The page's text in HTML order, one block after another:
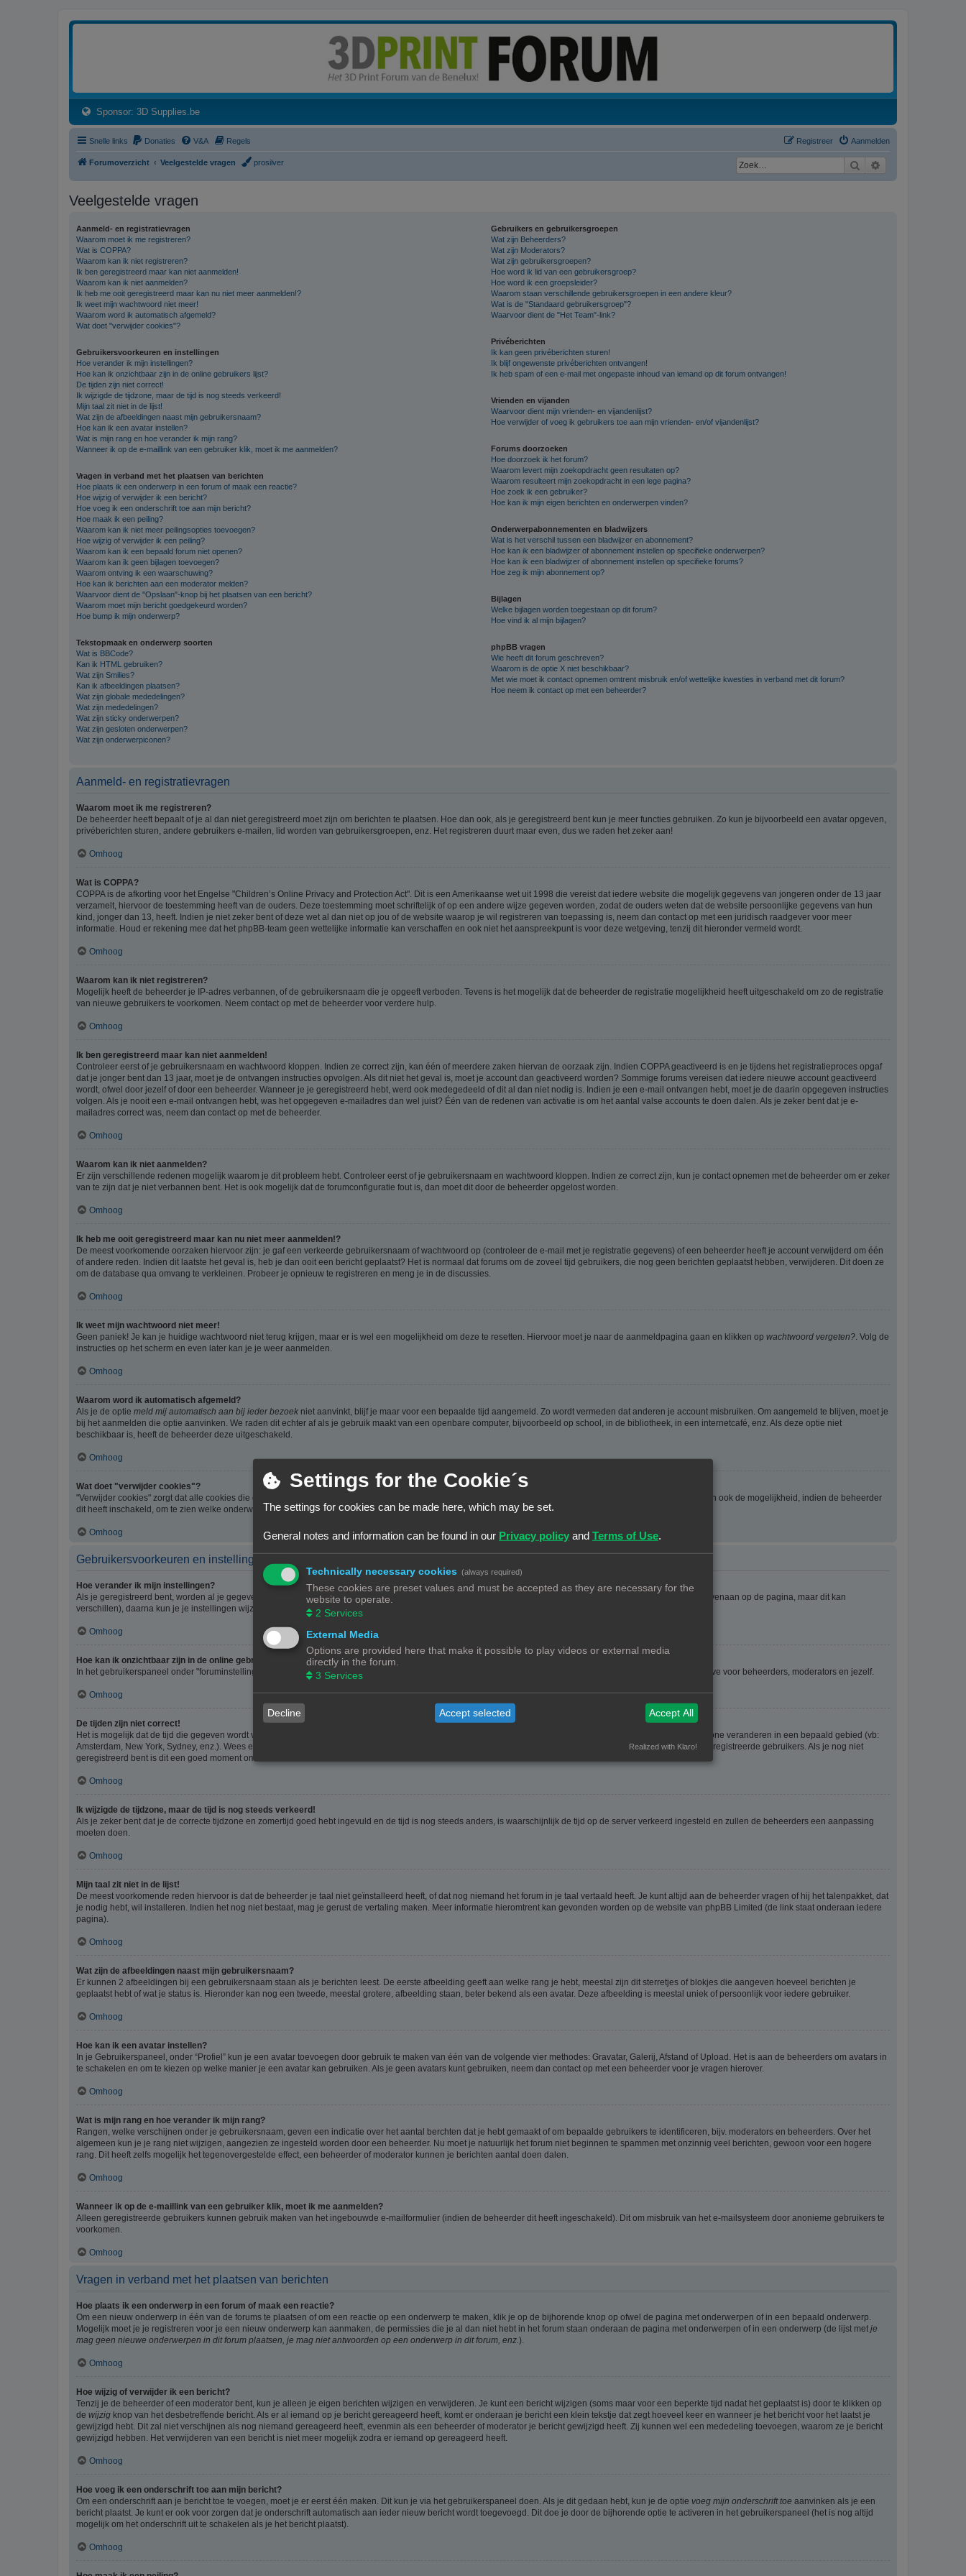
Sponsor: 3D Supplies.be(Opens a new tab)
Snelle links Donaties V&A Regels Aanmelden
Registreer
Forumoverzicht Veelgestelde vragen prosilver Zoek
Veelgestelde vragen
Aanmeld- en registratievragen
Waarom moet ik me registreren?
Wat is COPPA?
Waarom kan ik niet registreren?
Ik ben geregistreerd maar kan niet aanmelden!
Waarom kan ik niet aanmelden?
Ik heb me ooit geregistreerd maar kan nu niet meer aanmelden!?
Ik weet mijn wachtwoord niet meer!
Waarom word ik automatisch afgemeld?
Wat doet "verwijder cookies"?
Gebruikersvoorkeuren en instellingen
Hoe verander ik mijn instellingen?
Hoe kan ik onzichtbaar zijn in de online gebruikers lijst?
De tijden zijn niet correct!
Ik wijzigde de tijdzone, maar de tijd is nog steeds verkeerd!
Mijn taal zit niet in de lijst!
Wat zijn de afbeeldingen naast mijn gebruikersnaam?
Hoe kan ik een avatar instellen?
Wat is mijn rang en hoe verander ik mijn rang?
Wanneer ik op de e-maillink van een gebruiker klik, moet ik me aanmelden?
Vragen in verband met het plaatsen van berichten
Hoe plaats ik een onderwerp in een forum of maak een reactie?
Hoe wijzig of verwijder ik een bericht?
Hoe voeg ik een onderschrift toe aan mijn bericht?
Hoe maak ik een peiling?
Waarom kan ik niet meer peilingsopties toevoegen?
Hoe wijzig of verwijder ik een peiling?
Waarom kan ik een bepaald forum niet openen?
Waarom kan ik geen bijlagen toevoegen?
Waarom ontving ik een waarschuwing?
Hoe kan ik berichten aan een moderator melden?
Waarvoor dient de "Opslaan"-knop bij het plaatsen van een bericht?
Waarom moet mijn bericht goedgekeurd worden?
Hoe bump ik mijn onderwerp?
Tekstopmaak en onderwerp soorten
Wat is BBCode?
Kan ik HTML gebruiken?
Wat zijn Smilies?
Kan ik afbeeldingen plaatsen?
Wat zijn globale mededelingen?
Wat zijn mededelingen?
Wat zijn sticky onderwerpen?
Wat zijn gesloten onderwerpen?
Wat zijn onderwerpiconen?
Gebruikers en gebruikersgroepen
Wat zijn Beheerders?
Wat zijn Moderators?
Wat zijn gebruikersgroepen?
Hoe word ik lid van een gebruikersgroep?
Hoe word ik een groepsleider?
Waarom staan verschillende gebruikersgroepen in een andere kleur?
Wat is de "Standaard gebruikersgroep"?
Waarvoor dient de "Het Team"-link?
Privéberichten
Ik kan geen privéberichten sturen!
Ik blijf ongewenste privéberichten ontvangen!
Ik heb spam of een e-mail met ongepaste inhoud van iemand op dit forum ontvangen!
Vrienden en vijanden
Waarvoor dient mijn vrienden- en vijandenlijst?
Hoe verwijder of voeg ik gebruikers toe aan mijn vrienden- en/of vijandenlijst?
Forums doorzoeken
Hoe doorzoek ik het forum?
Waarom levert mijn zoekopdracht geen resultaten op?
Waarom resulteert mijn zoekopdracht in een lege pagina?
Hoe zoek ik een gebruiker?
Hoe kan ik mijn eigen berichten en onderwerpen vinden?
Onderwerpabonnementen en bladwijzers
Wat is het verschil tussen een bladwijzer en abonnement?
Hoe kan ik een bladwijzer of abonnement instellen op specifieke onderwerpen?
Hoe kan ik een bladwijzer of abonnement instellen op specifieke forums?
Hoe zeg ik mijn abonnement op?
Bijlagen
Welke bijlagen worden toegestaan op dit forum?
Hoe vind ik al mijn bijlagen?
phpBB vragen
Wie heeft dit forum geschreven?
Waarom is de optie X niet beschikbaar?
Met wie moet ik contact opnemen omtrent misbruik en/of wettelijke kwesties in verband met dit forum?
Hoe neem ik contact op met een beheerder?
Aanmeld- en registratievragen
Waarom moet ik me registreren?
De beheerder heeft bepaalt of je al dan niet geregistreerd moet zijn om berichten te plaatsen. Hoe dan ook, als je geregistreerd bent kun je meer functies gebruiken. Zo kun je bijvoorbeeld een avatar opgeven,
privéberichten sturen, andere gebruikers e-mailen, lid worden van gebruikersgroepen, enz. Het registreren duurt maar even, dus we raden het zeker aan!
Omhoog
Wat is COPPA?
COPPA is de afkorting voor het Engelse "Children’s Online Privacy and Protection Act". Dit is een Amerikaanse wet uit 1998 die vereist dat iedere website die mogelijk gegevens van jongeren onder de 13 jaar
verzamelt, hiervoor de toestemming heeft van de ouders. Deze toestemming moet schriftelijk of op een andere wijze gegeven worden, zodat de ouders weten dat de website persoonlijke gegevens van hun
kind, jonger dan 13, heeft. Indien je niet zeker bent of deze wet al dan niet op jou of de website waarop je wil registreren van toepassing is, neem dan contact op met een juridisch raadgever voor meer
informatie. Houd er rekening mee dat het phpBB-team geen wettelijke informatie kan verschaffen en ook niet het aanspreekpunt is voor deze wetgeving, tenzij dit hieronder vermeld wordt.
Omhoog
Waarom kan ik niet registreren?
Mogelijk heeft de beheerder je IP-adres verbannen, of de gebruikersnaam die je opgeeft verboden. Tevens is het mogelijk dat de beheerder de registratie mogelijkheid heeft uitgeschakeld om zo de registratie
van nieuwe gebruikers te voorkomen. Neem contact op met de beheerder voor verdere hulp.
Omhoog
Ik ben geregistreerd maar kan niet aanmelden!
Controleer eerst of je gebruikersnaam en wachtwoord kloppen. Indien ze correct zijn, kan één of meerdere zaken hiervan de oorzaak zijn. Indien COPPA geactiveerd is en je tijdens het registratieproces opgaf
dat je jonger bent dan 13 jaar, moet je de ontvangen instructies opvolgen. Als dit niet het geval is, moet je account dan geactiveerd worden? Sommige forums vereisen dat iedere nieuwe account geactiveerd
wordt, ofwel door jezelf of door een beheerder. Wanneer je je geregistreerd hebt, werd ook medegedeeld of dit al dan niet nodig is. Indien je een e-mail ontvangen hebt, moet je de daarin opgegeven instructies
volgen. Als je nooit een e-mail ontvangen hebt, was het opgegeven e-mailadres dan wel juist? Één van de redenen van activatie is om het aantal valse accounts te doen dalen. Als je zeker bent dat je e-
mailadres correct was, neem dan contact op met de beheerder.
Omhoog
Waarom kan ik niet aanmelden?
Er zijn verschillende redenen mogelijk waarom je dit probleem hebt. Controleer eerst of je gebruikersnaam en wachtwoord kloppen. Indien ze correct zijn, kun je contact opnemen met de beheerder om er zeker
van te zijn dat je niet verbannen bent. Het is ook mogelijk dat de forumconfiguratie fout is, dan moet dit door de beheerder opgelost worden.
Omhoog
Ik heb me ooit geregistreerd maar kan nu niet meer aanmelden!?
De meest voorkomende oorzaken hiervoor zijn: je gaf een verkeerde gebruikersnaam of wachtwoord op (controleer de e-mail met je registratie gegevens) of een beheerder heeft je account verwijderd om één
of andere reden. Indien dit laatste het geval is, heb je dan ooit een bericht geplaatst? Het is normaal dat forums om de zoveel tijd gebruikers, die nog geen berichten geplaatst hebben, verwijderen. Dit doen ze
om de database qua omvang te verkleinen. Probeer je opnieuw te registreren en meng je in de discussies.
Omhoog
Ik weet mijn wachtwoord niet meer!
Geen paniek! Je kan je huidige wachtwoord niet terug krijgen, maar er is wel een mogelijkheid om deze te resetten. Hiervoor moet je naar de aanmeldpagina gaan en klikken op wachtwoord vergeten?. Volg de
instructies op het scherm en even later kan je je weer aanmelden.
Omhoog
Waarom word ik automatisch afgemeld?
Als je de optie meld mij automatisch aan bij ieder bezoek niet aanvinkt, blijf je maar voor een bepaalde tijd aangemeld. Zo wordt vermeden dat anderen je account misbruiken. Om aangemeld te blijven, moet je
bij het aanmelden die optie aanvinken. We raden dit echter af als je gebruik maakt van een openbare computer, bijvoorbeeld op school, in de bibliotheek, in een internetcafé, enz. Als deze optie niet
beschikbaar is, heeft de beheerder deze uitgeschakeld.
Omhoog
Wat doet "verwijder cookies"?
"Verwijder cookies" zorgt dat alle cookies die door phpBB3 zijn aangemaakt, weer verwijderd worden. Deze cookies zorgen ervoor dat je aangemeld wordt en geven ook de mogelijkheid, indien de beheerder
dit heeft inschakeld, om te zien welke onderwerpen je al gelezen hebt.
Omhoog
Gebruikersvoorkeuren en instellingen
Hoe verander ik mijn instellingen?
Als je geregistreerd bent, worden al je gegevens opgeslagen in de database. Om ze te wijzigen moet je op de
link klikken (deze staat meestal bovenaan op de pagina, maar dit kan
verschillen), daarna kun je je instellingen wijzigen.
Omhoog
Hoe kan ik onzichtbaar zijn in de online gebruikers lijst?
In het gebruikerspaneel onder "foruminstellingen", vind je de optie Verberg mijn online status . Als je deze optie activeert zul je onzichtbaar zijn voor iedereen, behalve voor beheerders, moderators en jezelf.
Omhoog
De tijden zijn niet correct!
Het is mogelijk dat de tijd die gegeven wordt van een andere tijdzone is dan waarin jij woont. Als dit het geval is, moet je naar het gebruikerspaneel gaan en je tijdzone veranderen in een bepaald gebied (vb:
Amsterdam, New York, Sydney, enz.). Wees er bewust van dat het veranderen van de tijdzone, zoals de meeste instellingen, alleen gedaan kunnen worden door geregistreerde gebruikers. Als je nog niet
geregistreerd bent is dit een goed moment om dit te doen.
Omhoog
Ik wijzigde de tijdzone, maar de tijd is nog steeds verkeerd!
Als je zeker bent dat je de correcte tijdzone en zomertijd goed hebt ingevuld en de tijd is nog steeds anders, is waarschijnlijk de tijd op de server verkeerd ingesteld en zullen de beheerders een aanpassing
moeten doen.
Omhoog
Mijn taal zit niet in de lijst!
De meest voorkomende reden hiervoor is dat de beheerder je taal niet geïnstalleerd heeft, of dat nog niemand het forum in je taal vertaald heeft. Je kunt altijd aan de beheerder vragen of hij het talenpakket, dat
je nodig hebt, wil installeren. Indien het nog niet bestaat, mag je gerust de vertaling maken. Meer informatie hieromtrent kan gevonden worden op de website van phpBB Limited (de link staat onderaan iedere
pagina).
Omhoog
Wat zijn de afbeeldingen naast mijn gebruikersnaam?
Er kunnen 2 afbeeldingen bij een gebruikersnaam staan als je berichten leest. De eerste afbeelding geeft aan welke rang je hebt, meestal zijn dit sterretjes of blokjes die aangeven hoeveel berichten je
geplaatst hebt of wat je status is. Hieronder kan nog een tweede, meestal grotere, afbeelding staan, beter bekend als een avatar. Deze afbeelding is meestal uniek of persoonlijk voor iedere gebruiker.
Omhoog
Hoe kan ik een avatar instellen?
In je Gebruikerspaneel, onder “Profiel” kun je een avatar toevoegen door gebruik te maken van één van de volgende vier methodes: Gravatar, Galerij, Afstand of Upload. Het is aan de beheerders om avatars in
te schakelen en om te kiezen op welke manier je een avatar kan gebruiken. Als je geen avatars kunt gebruiken, neem dan contact op met een beheerder voor je vragen hierover.
Omhoog
Wat is mijn rang en hoe verander ik mijn rang?
Rangen, welke verschijnen onder je gebruikersnaam, geven een indicatie over het aantal berchten dat je hebt gemaakt of om bepaalde gebruikers te identificeren, bijv. moderators en beheerders. Over het
algemeen kun je je rang niet wijzigen, aangezien ze ingesteld worden door een beheerder. Nu moet je natuurlijk het forum niet beginnen te spammen met onzinnig veel berichten, gewoon voor een hogere
rang. Dit heeft zelfs mogelijk het tegenovergestelde effect, een beheerder of moderator kunnen je berichten aantal doen dalen.
Omhoog
Wanneer ik op de e-maillink van een gebruiker klik, moet ik me aanmelden?
Alleen geregistreerde gebruikers kunnen gebruik maken van het ingebouwde e-mailformulier (indien de beheerder dit heeft ingeschakeld). Dit om misbruik van het e-mailsysteem door anonieme gebruikers te
voorkomen.
Omhoog
Vragen in verband met het plaatsen van berichten
Hoe plaats ik een onderwerp in een forum of maak een reactie?
Om een nieuw onderwerp in één van de forums te plaatsen of om een reactie op een onderwerp te maken, klik je op de bijhorende knop op ofwel de pagina met onderwerpen of in een bepaald onderwerp.
Mogelijk moet je je registreren voor je een nieuw onderwerp kan aanmaken, de permissies die je al dan niet hebt in het forum staan onderaan de pagina met onderwerpen of in een onderwerp (de lijst met je
mag geen nieuwe onderwerpen in dit forum plaatsen, je mag niet antwoorden op een onderwerp in dit forum, enz.).
Omhoog
Hoe wijzig of verwijder ik een bericht?
Tenzij je de beheerder of een moderator bent, kun je alleen je eigen berichten wijzigen en verwijderen. Je kunt een bericht wijzigen (soms maar voor een beperkte tijd nadat het geplaatst is) door te klikken op
de wijzig knop van het desbetreffende bericht. Als er al iemand op je bericht gereageerd heeft, komt er onderaan je bericht een klein tekstje dat zegt hoeveel keer en wanneer je het bericht voor het laatst je
gewijzigd hebt. Dit zal niet verschijnen als nog niemand gereageerd heeft, evenmin als een beheerder of moderator je bericht gewijzigd heeft. Zij kunnen wel een mededeling toevoegen, waarom ze je bericht
gewijzigd hebben. Het verwijderen van een bericht is niet meer mogelijk zodra er iemand op gereageerd heeft.
Omhoog
Hoe voeg ik een onderschrift toe aan mijn bericht?
Om een onderschrift aan je bericht toe te voegen, moet je er eerst één maken. Dit kun je via het gebruikerspaneel doen. Als je dit gedaan hebt, kun je de optie voeg mijn onderschrift toe aanvinken als je een
bericht plaatst. Je kunt er ook voor zorgen dat je onderschrift automatisch aan ieder nieuw bericht wordt toegevoegd. Dit doe je door de bijhorende optie te activeren in het gebruikerspaneel (het is nog altijd
mogelijk om het onderschrift uit te schakelen als je het bericht plaatst).
Omhoog
Settings for the Cookie´s
The settings for cookies can be made here, which may be set.
General notes and information can be found in our Privacy policy and Terms of Use.
Technically necessary cookies (always required)
These cookies are preset values and must be accepted as they are necessary for the
website to operate.
2 Services
External Media
Options are provided here that make it possible to play videos or external media
directly in the forum.
3 Services
Decline Accept selected Accept All
Realized with Klaro!